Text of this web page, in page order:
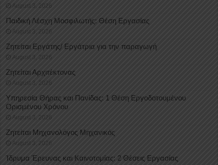
August 3, 2026
Παιδική Λέσχη Μοσφιλωτής: Θέση Εργασίας
August 3, 2026
Ζητείται Εργάτης/ Εργάτρια για την παραγωγή
August 3, 2026
Ζητείται Αρχιτέκτονας
August 3, 2026
Υπηρεσία Θήρας και Πανίδας: 1 Θέση Eργοδοτουμένου
Oρισμένου Xρόνου
August 3, 2026
Ζητείται Μηχανολόγος Μηχανικός
August 3, 2026
Ίδρυμα Έρευνας και Καινοτομίας: 2 Θέσεις Εργασίας